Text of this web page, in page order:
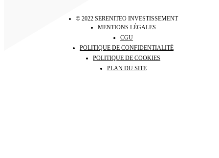
© 2022 SERENITEO INVESTISSEMENT
MENTIONS LÉGALES
CGU
POLITIQUE DE CONFIDENTIALITÉ
POLITIQUE DE COOKIES
PLAN DU SITE